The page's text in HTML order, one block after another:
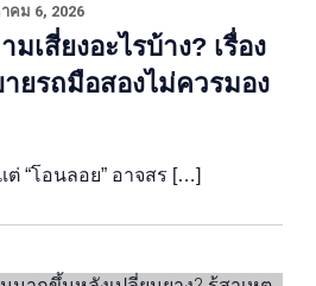
คม 6, 2026
เสี่ยงอะไรบ้าง? เรื่อง
ยรถมือสองไม่ควรมอง
“โอนลอย” อาจสร […]